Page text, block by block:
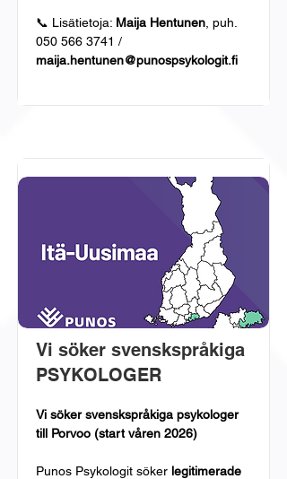
📞 Lisätietoja: Maija Hentunen , puh.
050 566 3741 /
maija.hentunen@punospsykologit.fi
Vi söker svenskspråkiga
PSYKOLOGER
Vi söker svenskspråkiga psykologer
till Porvoo (start våren 2026)
Punos Psykologit söker legitimerade